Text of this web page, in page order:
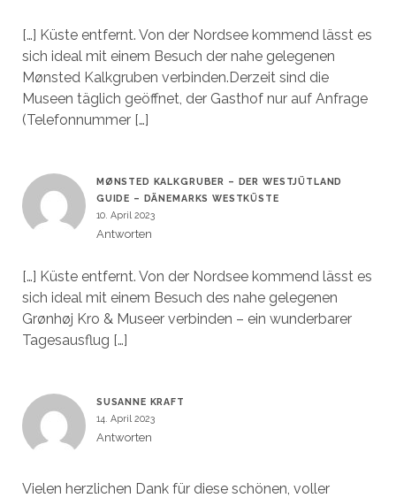
[…] Küste entfernt. Von der Nordsee kommend lässt es
sich ideal mit einem Besuch der nahe gelegenen
Mønsted Kalkgruben verbinden.Derzeit sind die
Museen täglich geöffnet, der Gasthof nur auf Anfrage
(Telefonnummer […]
MØNSTED KALKGRUBER – DER WESTJÜTLAND
GUIDE – DÄNEMARKS WESTKÜSTE
10. April 2023
Antworten
[…] Küste entfernt. Von der Nordsee kommend lässt es
sich ideal mit einem Besuch des nahe gelegenen
Grønhøj Kro & Museer verbinden – ein wunderbarer
Tagesausflug […]
SUSANNE KRAFT
14. April 2023
Antworten
Vielen herzlichen Dank für diese schönen, voller